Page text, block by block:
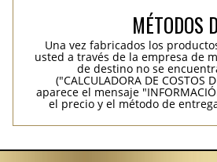
MÉTODOS
Una vez fabricados los
usted a través de la empresa de
de destino no se
("CALCULADORA DE COSTOS
aparece el mensaje
el precio y el método de